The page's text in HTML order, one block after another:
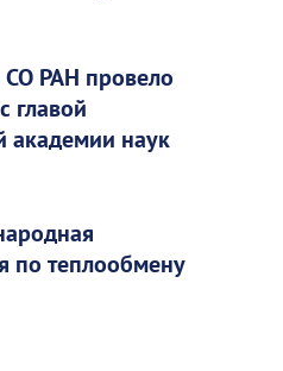
СО РАН провело
главой
академии наук
по теплообмену